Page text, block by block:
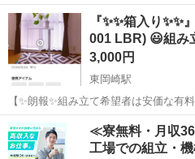
部に錆びがありますが、ほぼ見えない
×H32.5㎝
愛知 江南市 江南駅 テーブ
『✨✨箱入り
001 LBR)
3,000円
東岡崎駅
【✨朗報✨組み立て希望者は安価な有
イドテーブル(NDW-001 LBR) 😃組み立て画像はイメージです‼️ 😃いろ
いろな用途に応じて使える便利なサイ
お好みの快適な...
東岡崎駅 テー
≪寮無料・月収
工場での組立・